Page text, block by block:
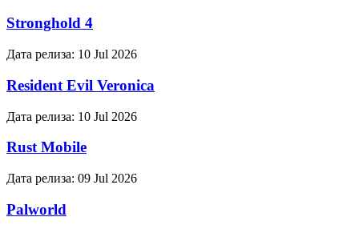
Stronghold 4
Дата релиза: 10 Jul 2026
Resident Evil Veronica
Дата релиза: 10 Jul 2026
Rust Mobile
Дата релиза: 09 Jul 2026
Palworld